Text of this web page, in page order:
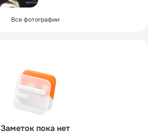
Все фотографии
Заметок пока нет